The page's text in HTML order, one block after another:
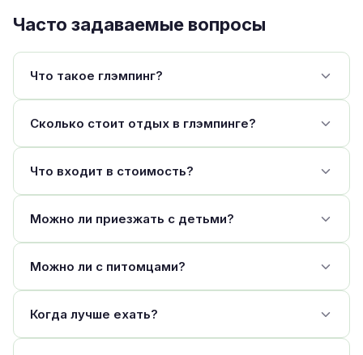
Часто задаваемые вопросы
Что такое глэмпинг?
Сколько стоит отдых в глэмпинге?
Что входит в стоимость?
Можно ли приезжать с детьми?
Можно ли с питомцами?
Когда лучше ехать?